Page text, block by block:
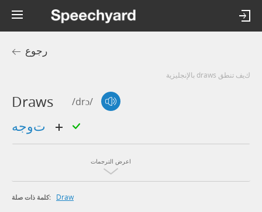
رجوع
كيف تنطق draws بالإنجليزية
Draws /drɔ/
اعرض الترجمات
كلمة ذات صلة: Draw